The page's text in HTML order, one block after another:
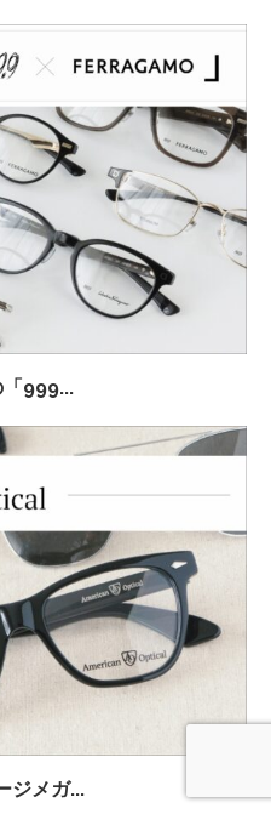
999...
ジメガ...